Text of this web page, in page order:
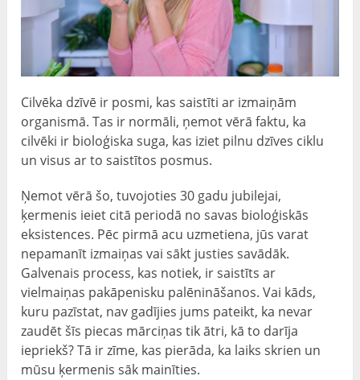
Cilvēka dzīvē ir posmi, kas saistīti ar izmaiņām
organismā. Tas ir normāli, ņemot vērā faktu, ka
cilvēki ir bioloģiska suga, kas iziet pilnu dzīves ciklu
un visus ar to saistītos posmus.
Ņemot vērā šo, tuvojoties 30 gadu jubilejai,
ķermenis ieiet citā periodā no savas bioloģiskās
eksistences. Pēc pirmā acu uzmetiena, jūs varat
nepamanīt izmaiņas vai sākt justies savādāk.
Galvenais process, kas notiek, ir saistīts ar
vielmaiņas pakāpenisku palēnināšanos. Vai kāds,
kuru pazīstat, nav gadījies jums pateikt, ka nevar
zaudēt šīs piecas mārciņas tik ātri, kā to darīja
iepriekš? Tā ir zīme, kas pierāda, ka laiks skrien un
mūsu ķermenis sāk mainīties.